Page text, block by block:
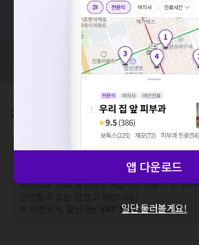
혹은, 의료상담 서비스에 다양한 게
혹시 잘못된 병원정보가 있나요?
모두닥 팀에 알려주세요!
가격표
※비급여 항목의 경우,추가비용 등으로 실제 가격
한 가격은 해당 의료기관에 직접 문의해주세요.
건강보험심사평가원에 고지
격입니다. (진료와 연관된 복합적인 비용이 추가되
VAT 포함
요청하신 작업을 처리하지 못했습
네트워크 또는 서버의 일시적인 오류로,
세요. 지속적으로 문제가 발생할 경우 모
앱 다운로드
일단 둘러볼게요!